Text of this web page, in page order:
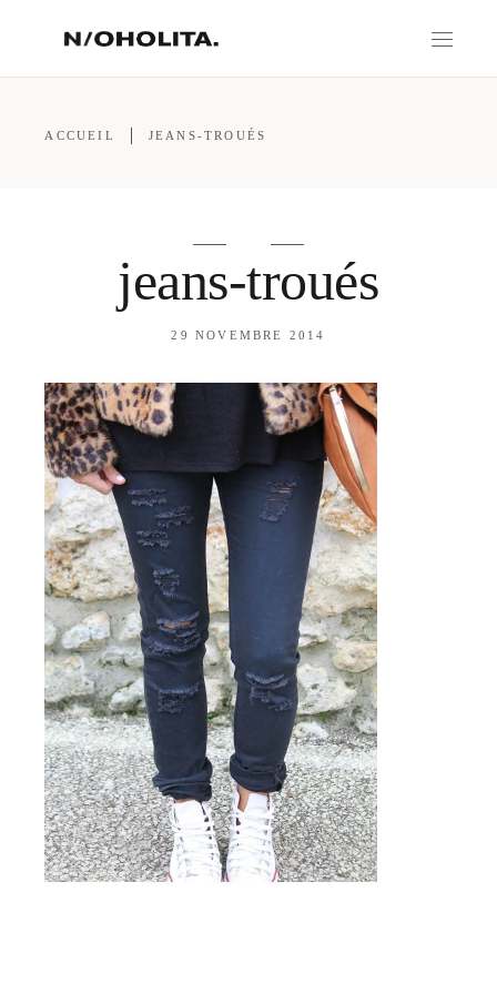
ACCUEIL JEANS-TROUÉS
jeans-troués
29 NOVEMBRE 2014